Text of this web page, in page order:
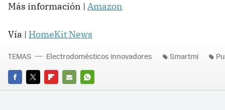
Más información | Amazon
Vía | HomeKit News
FACEBOOK
TWITTERFLIPBOARD
E-
WHATSAPP
TEMAS Electrodomésticos innovadores Smartmi